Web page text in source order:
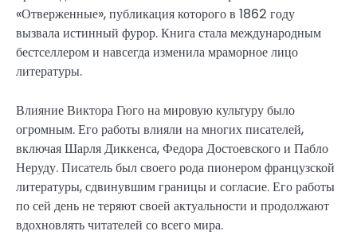
«Отверженные», публикация которого в 1862 году
вызвала истинный фурор. Книга стала международным
бестселлером и навсегда изменила мраморное лицо
литературы.
Влияние Виктора Гюго на мировую культуру было
огромным. Его работы влияли на многих писателей,
включая Шарля Диккенса, Федора Достоевского и Пабло
Неруду. Писатель был своего рода пионером французской
литературы, сдвинувшим границы и согласие. Его работы
по сей день не теряют своей актуальности и продолжают
вдохновлять читателей со всего мира.